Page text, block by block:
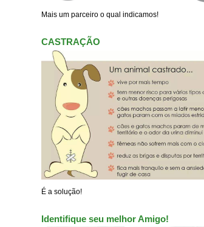
Mais um parceiro o qual indicamos!
CASTRAÇÃO
É a solução!
Identifique seu melhor Amigo!